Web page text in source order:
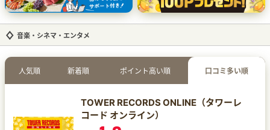
SBI証券 確定拠出年金（iDeCo）
音楽・シネマ・エンタメ
人気順 新着順 ポイント高い順 口コミ多い順
TOWER RECORDS ONLINE（タワーレ
コード オンライン）